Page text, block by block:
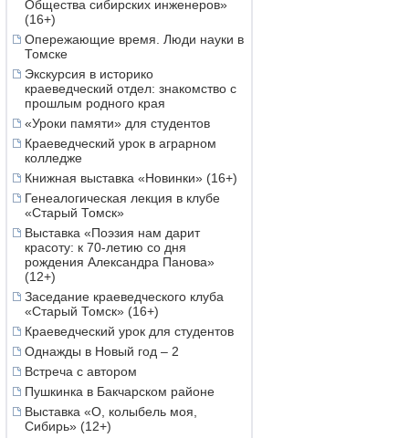
Общества сибирских инженеров»
(16+)
Опережающие время. Люди науки в
Томске
Экскурсия в историко
краеведческий отдел: знакомство с
прошлым родного края
«Уроки памяти» для студентов
Краеведческий урок в аграрном
колледже
Книжная выставка «Новинки» (16+)
Генеалогическая лекция в клубе
«Старый Томск»
Выставка «Поэзия нам дарит
красоту: к 70-летию со дня
рождения Александра Панова»
(12+)
Заседание краеведческого клуба
«Старый Томск» (16+)
Краеведческий урок для студентов
Однажды в Новый год – 2
Встреча с автором
Пушкинка в Бакчарском районе
Выставка «О, колыбель моя,
Сибирь» (12+)